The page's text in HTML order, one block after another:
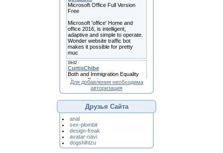
Для добавления необходима
авторизация
Друзья Сайта
anal
sex-plombir
design-freak
avatar-navi
dogshihtzu